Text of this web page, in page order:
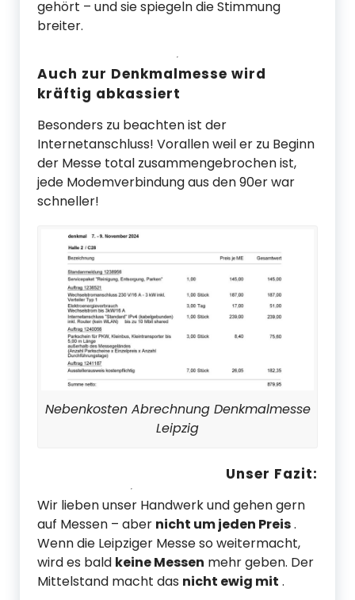
gehört – und sie spiegeln die Stimmung
breiter.
Auch zur Denkmalmesse wird
kräftig abkassiert
Besonders zu beachten ist der
Internetanschluss! Vorallen weil er zu Beginn
der Messe total zusammengebrochen ist,
jede Modemverbindung aus den 90er war
schneller!
Nebenkosten Abrechnung Denkmalmesse
Leipzig
Unser Fazit:
Wir lieben unser Handwerk und gehen gern
auf Messen – aber nicht um jeden Preis.
Wenn die Leipziger Messe so weitermacht,
wird es bald keine Messen mehr geben. Der
Mittelstand macht das nicht ewig mit .